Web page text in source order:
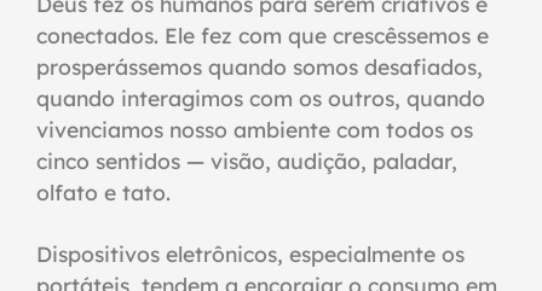
conectados. Ele fez com que crescêssemos e
prosperássemos quando somos desafiados,
quando interagimos com os outros, quando
vivenciamos nosso ambiente com todos os
cinco sentidos — visão, audição, paladar,
olfato e tato.
Dispositivos eletrônicos, especialmente os
portáteis, tendem a encorajar o consumo em